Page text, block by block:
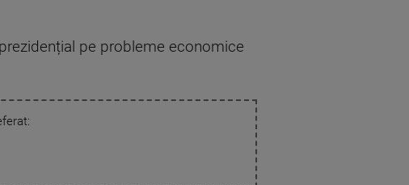
pe probleme economice